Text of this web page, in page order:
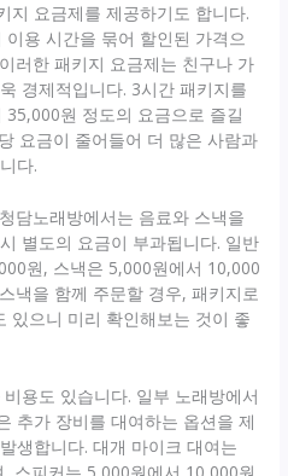
지 요금제를 제공하기도 합니다.
용 시간을 묶어 할인된 가격으
러한 패키지 요금제는 친구나 가
경제적입니다. 3시간 패키지를
원 정도의 요금으로 즐길
요금이 줄어들어 더 많은 사람과
다.
담노래방에서는 음료와 스낵을
별도의 요금이 부과됩니다. 일반
원, 스낵은 5,000원에서 10,000
낵을 함께 주문할 경우, 패키지로
있으니 미리 확인해보는 것이 좋
용도 있습니다. 일부 노래방에서
추가 장비를 대여하는 옵션을 제
생합니다. 대개 마이크 대여는